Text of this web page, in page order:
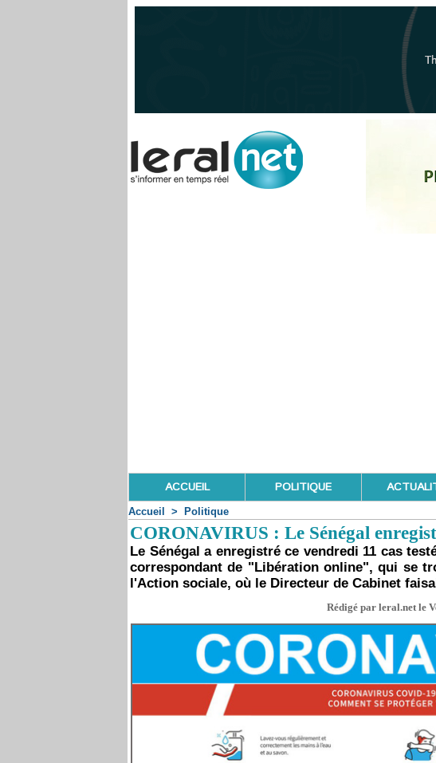
ACCUEIL POLITIQUE
Accueil > Politique
CORONAVIRUS : Le Sénégal
Le Sénégal a enregistré ce vendredi 11 cas
correspondant de "Libération online", qui se
l'Action sociale, où le Directeur de Cabinet
Rédigé par leral.net le